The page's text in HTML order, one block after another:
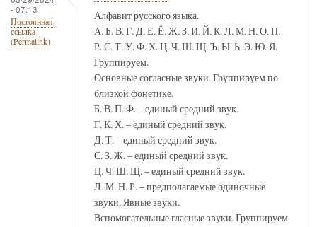
- 07:13
Постоянная
ссылка
(Permalink)
Алфавит русского языка.
А. Б. В. Г. Д. Е. Ё. Ж. З. И. Й. К. Л. М. Н. О. П.
Р. С. Т. У. Ф. Х. Ц. Ч. Ш. Щ. Ъ. Ы. Ь. Э. Ю. Я.
Группируем.
Основные согласные звуки. Группируем по
близкой фонетике.
Б. В. П. Ф. – единый средний звук.
Г. К. Х. – единый средний звук.
Д. Т. – единый средний звук.
С. З. Ж. – единый средний звук.
Ц. Ч. Ш. Щ. – единый средний звук.
Л. М. Н. Р. – предполагаемые одиночные
звуки. Явные звуки.
Вспомогательные гласные звуки. Группируем